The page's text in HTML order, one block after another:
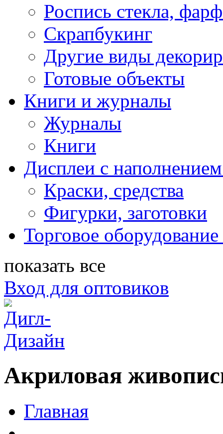
Роспись стекла,
Скрапбукинг
Другие виды
Готовые объекты
Книги и журналы
Журналы
Книги
Дисплеи с
Краски, средства
Фигурки, заготовки
Торговое
показать все
Вход для оптовиков
Акриловая
Главная